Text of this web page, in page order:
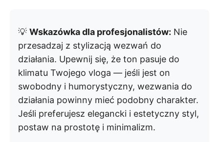
💡 Wskazówka dla profesjonalistów: Nie
przesadzaj z stylizacją wezwań do
działania. Upewnij się, że ton pasuje do
klimatu Twojego vloga — jeśli jest on
swobodny i humorystyczny, wezwania do
działania powinny mieć podobny charakter.
Jeśli preferujesz elegancki i estetyczny styl,
postaw na prostotę i minimalizm.